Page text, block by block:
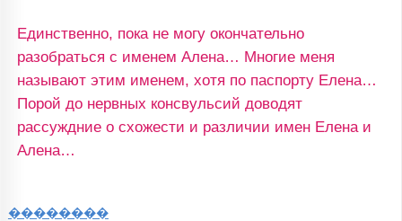
Единственно, пока не могу окончательно
разобраться с именем Алена… Многие меня
называют этим именем, хотя по паспорту Елена…
Порой до нервных консвульсий доводят
рассуждние о схожести и различии имен Елена и
Алена…
��������